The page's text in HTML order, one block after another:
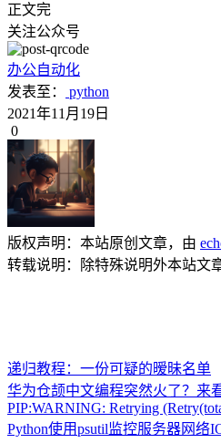
正文完
关注公众号
办公自动化
发表至：
python
2021年11月19日
0
版权声明： 本站原创文章，由
转载说明：
除特殊说明外本站文
递归教程：一份可疑的暧昧名单
华为仓颉中文编程突然火了？来
PIP:WARNING: Retrying
Python使用psutil监控服务器网络